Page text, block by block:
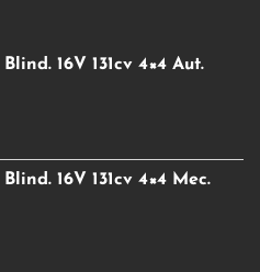
16V 131cv 4×4 Aut.
16V 131cv 4×4 Mec.